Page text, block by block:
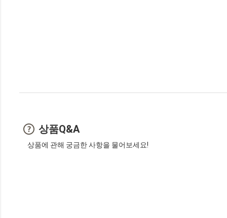
상품Q&A
상품에 관해 궁금한 사항을 물어보세요!